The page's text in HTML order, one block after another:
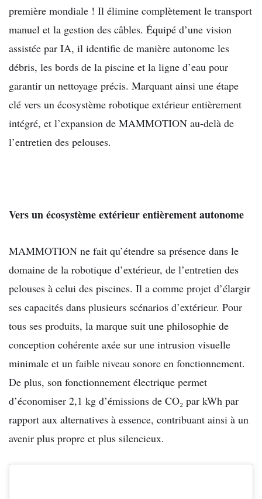
première mondiale ! Il élimine complètement le transport
manuel et la gestion des câbles. Équipé d’une vision
assistée par IA, il identifie de manière autonome les
débris, les bords de la piscine et la ligne d’eau pour
garantir un nettoyage précis. Marquant ainsi une étape
clé vers un écosystème robotique extérieur entièrement
intégré, et l’expansion de MAMMOTION au-delà de
l’entretien des pelouses.
Vers un écosystème extérieur entièrement autonome
MAMMOTION ne fait qu’étendre sa présence dans le
domaine de la robotique d’extérieur, de l’entretien des
pelouses à celui des piscines. Il a comme projet d’élargir
ses capacités dans plusieurs scénarios d’extérieur. Pour
tous ses produits, la marque suit une philosophie de
conception cohérente axée sur une intrusion visuelle
minimale et un faible niveau sonore en fonctionnement.
De plus, son fonctionnement électrique permet
d’économiser 2,1 kg d’émissions de CO₂ par kWh par
rapport aux alternatives à essence, contribuant ainsi à un
avenir plus propre et plus silencieux.